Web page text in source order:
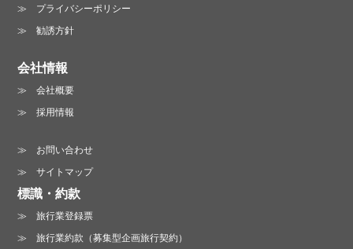
プライバシーポリシー
勧誘方針
会社情報
会社概要
採用情報
お問い合わせ
サイトマップ
標識・約款
旅行業登録票
旅行業約款（募集型企画旅行契約）